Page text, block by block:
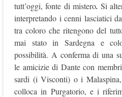
tutt’oggi, fonte di mistero. Si
interpretando i cenni lasciatici
tra coloro che ritengono del
mai stato in Sardegna e
possibilità. A conferma di una
le amicizie di Dante con
sardi (i Visconti) o i
colloca in Purgatorio, e i